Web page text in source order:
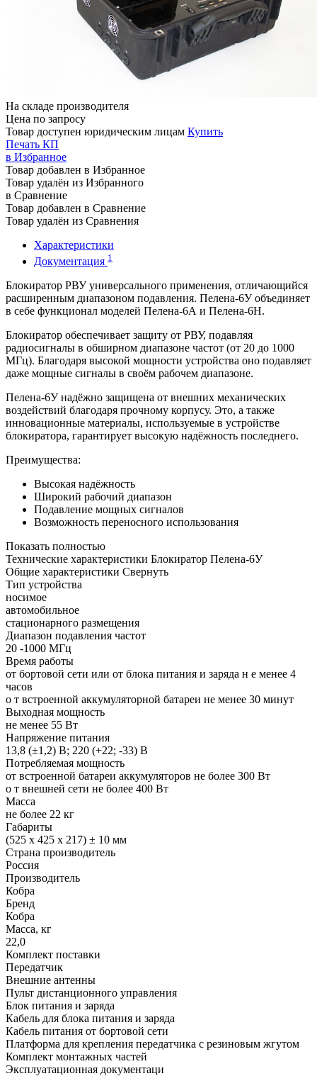
На складе производителя
Цена по запросу
Товар доступен юридическим лицам Купить
Печать КП
в Избранное
Товар добавлен в Избранное
Товар удалён из Избранного
в Сравнение
Товар добавлен в Сравнение
Товар удалён из Сравнения
Характеристики
Документация 1
Блокиратор РВУ универсального применения, отличающийся
расширенным диапазоном подавления. Пелена-6У объединяет
в себе функционал моделей Пелена-6А и Пелена-6Н.
Блокиратор обеспечивает защиту от РВУ, подавляя
радиосигналы в обширном диапазоне частот (от 20 до 1000
МГц). Благодаря высокой мощности устройства оно подавляет
даже мощные сигналы в своём рабочем диапазоне.
Пелена-6У надёжно защищена от внешних механических
воздействий благодаря прочному корпусу. Это, а также
инновационные материалы, используемые в устройстве
блокиратора, гарантирует высокую надёжность последнего.
Преимущества:
Высокая надёжность
Широкий рабочий диапазон
Подавление мощных сигналов
Возможность переносного использования
Показать полностью
Технические характеристики Блокиратор Пелена-6У
Общие характеристики Свернуть
Тип устройства
носимое
автомобильное
стационарного размещения
Диапазон подавления частот
20 -1000 МГц
Время работы
от бортовой сети или от блока питания и заряда н е менее 4
часов
о т встроенной аккумуляторной батареи не менее 30 минут
Выходная мощность
не менее 55 Вт
Напряжение питания
13,8 (±1,2) В; 220 (+22; -33) В
Потребляемая мощность
от встроенной батареи аккумуляторов не более 300 Вт
о т внешней сети не более 400 Вт
Масса
не более 22 кг
Габариты
(525 х 425 х 217) ± 10 мм
Страна производитель
Россия
Производитель
Кобра
Бренд
Кобра
Масса, кг
22,0
Комплект поставки
Передатчик
Внешние антенны
Пульт дистанционного управления
Блок питания и заряда
Кабель для блока питания и заряда
Кабель питания от бортовой сети
Платформа для крепления передатчика с резиновым жгутом
Комплект монтажных частей
Эксплуатационная документаци